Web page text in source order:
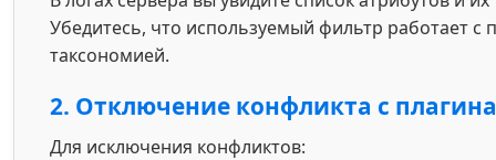
Убедитесь, что используемый фильтр работает с
таксономией.
2. Отключение конфликта с
Для исключения конфликтов: